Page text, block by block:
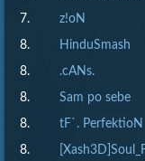
7. z!oN
8. HinduSmash
8. .cANs.
8. Sam po sebe
8. tF`. PerfektioN
8.